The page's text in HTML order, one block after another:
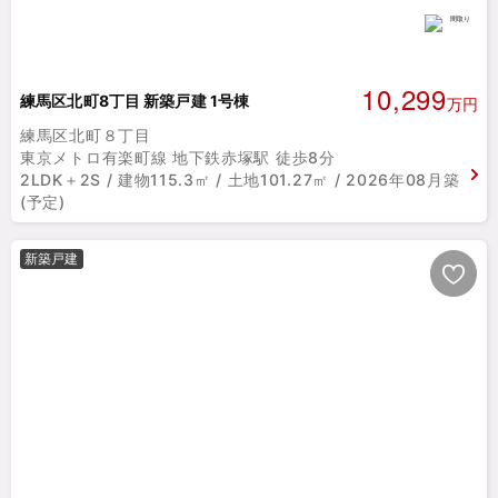
練馬区北町8丁目 新築戸建 1号棟 10,299万円
練馬区北町８丁目
東京メトロ有楽町線 地下鉄赤塚駅 徒歩8分
2LDK＋2S / 建物115.3㎡ / 土地101.27㎡ / 2026年08月築
(予定)
新築戸建